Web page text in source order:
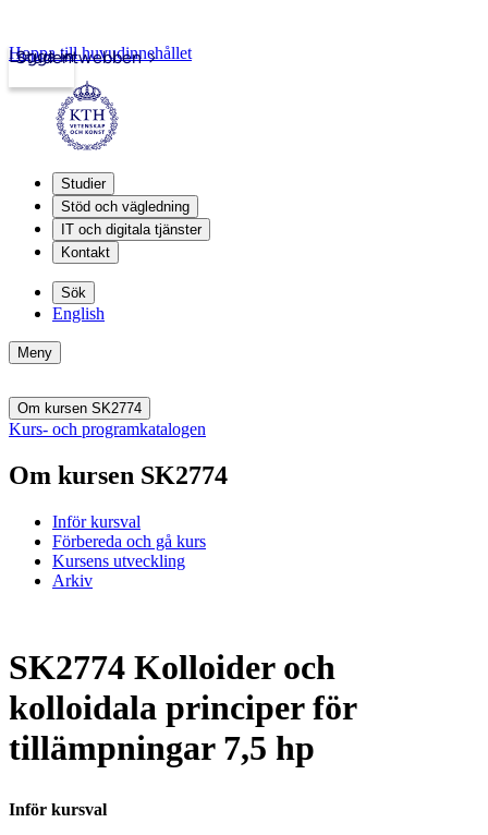
Studentwebben
Logga in
Hoppa till huvudinnehållet
Studier
Stöd och vägledning
IT och digitala tjänster
Kontakt
Sök
English
Meny
Om kursen SK2774
Kurs- och programkatalogen
Om kursen SK2774
Inför kursval
Förbereda och gå kurs
Kursens utveckling
Arkiv
SK2774 Kolloider och
kolloidala principer för
tillämpningar 7,5 hp
Inför kursval